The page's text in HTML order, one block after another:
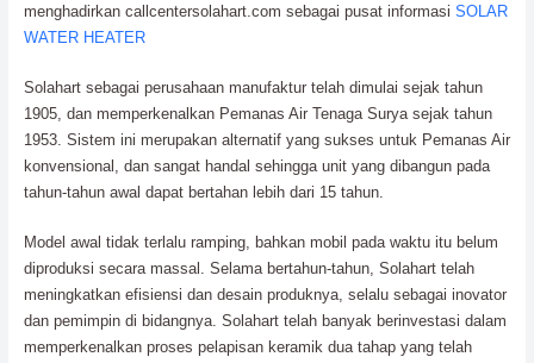
menghadirkan callcentersolahart.com sebagai pusat informasi SOLAR
WATER HEATER
Solahart sebagai perusahaan manufaktur telah dimulai sejak tahun
1905, dan memperkenalkan Pemanas Air Tenaga Surya sejak tahun
1953. Sistem ini merupakan alternatif yang sukses untuk Pemanas Air
konvensional, dan sangat handal sehingga unit yang dibangun pada
tahun-tahun awal dapat bertahan lebih dari 15 tahun.
Model awal tidak terlalu ramping, bahkan mobil pada waktu itu belum
diproduksi secara massal. Selama bertahun-tahun, Solahart telah
meningkatkan efisiensi dan desain produknya, selalu sebagai inovator
dan pemimpin di bidangnya. Solahart telah banyak berinvestasi dalam
memperkenalkan proses pelapisan keramik dua tahap yang telah